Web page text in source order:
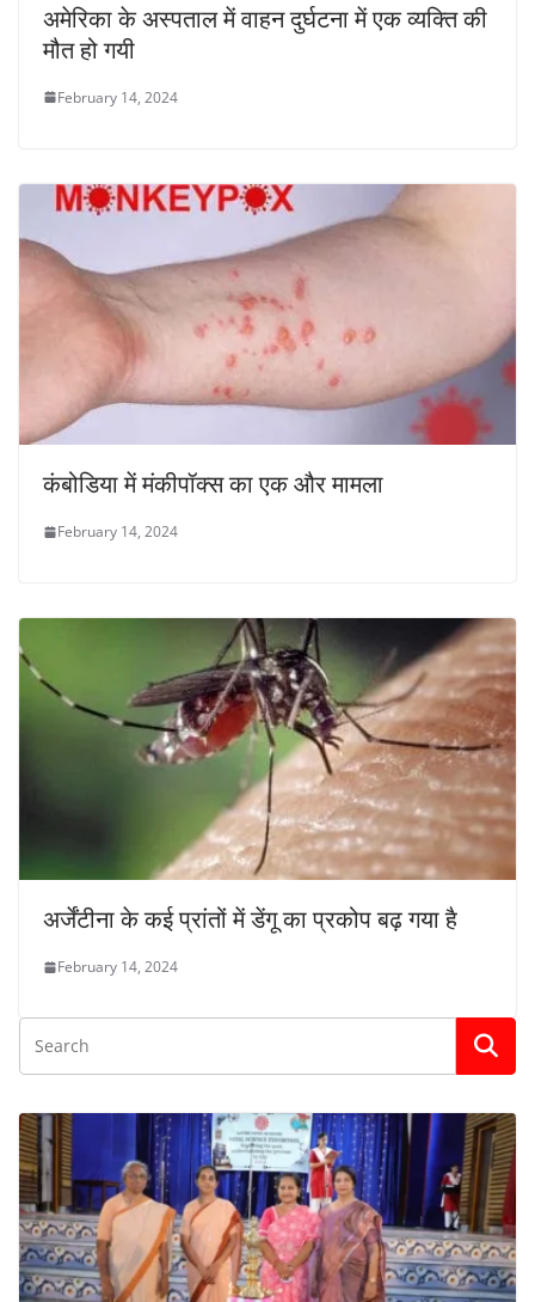
अमेरिका के अस्पताल में वाहन दुर्घटना में एक व्यक्ति की
मौत हो गयी
February 14, 2024
कंबोडिया में मंकीपॉक्स का एक और मामला
February 14, 2024
अर्जेंटीना के कई प्रांतों में डेंगू का प्रकोप बढ़ गया है
February 14, 2024